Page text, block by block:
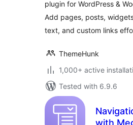
plugin for WordPress &
Add pages, posts,
text, and custom links
ThemeHunk
1,000+ active
Tested with 6.9.6
with